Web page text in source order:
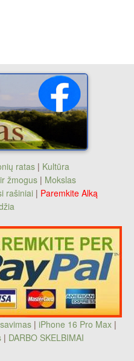
ratas| Kultūra
žmogus | Mokslas
rašiniai | Paremkite Alką
| iPhone 16 Pro Max|
| DARBO SKELBIMAI